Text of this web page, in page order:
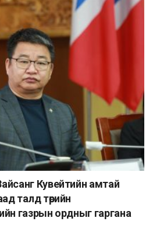
Кувейтийн амтай
талд төрийн
газрын ордныг гаргана